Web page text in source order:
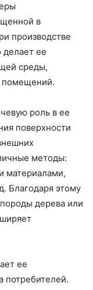
в
производстве
делает ее
среды,
помещений.
роль в ее
поверхности
методы:
материалами,
Благодаря этому
дерева или
ее
потребителей.